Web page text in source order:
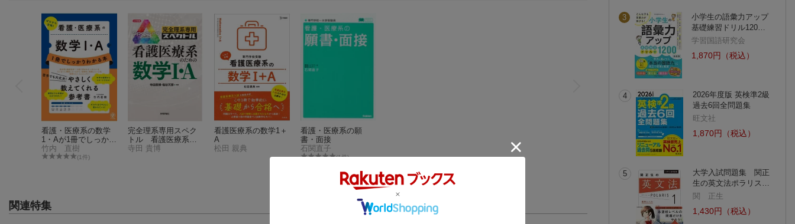
看護・医療系の数学
1・Aが1冊でしっかり
わかる本
竹内 直樹
(1件)
完全理系専用スペク
トル 看護医療系の
ための数学1・A
寺田 貴博
看護医療系の数学1＋
A
松田 親典
看護・医療系の願
書・面接
石関直子
(1件)
関連特集
3
小学生の語彙力アップ
基礎練習ドリル120…
学習国語研究会
1,870円（税込）
4
2026年度版 英検準2級
過去6回全問題集
旺文社
1,870円（税込）
5
大学入試問題集 関正
生の英文法ポラリス…
関 正生
1,430円（税込）